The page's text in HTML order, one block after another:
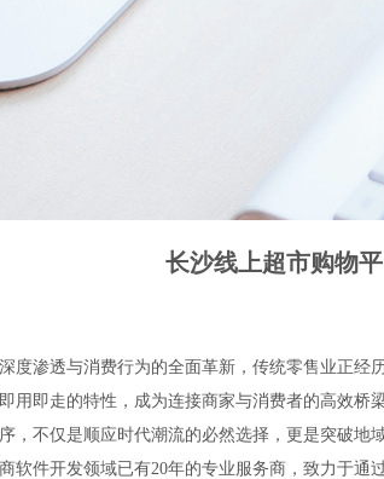
长沙线上超市购物
度渗透与消费行为的全面革新，传统零售业正
用即走的特性，成为连接商家与消费者的高效
，不仅是顺应时代潮流的必然选择，更是突破
软件开发领域已有20年的专业服务商，致力于